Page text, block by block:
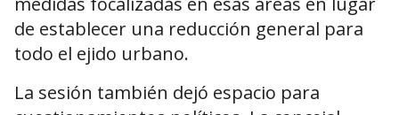
de establecer una reducción general para
todo el ejido urbano.
La sesión también dejó espacio para